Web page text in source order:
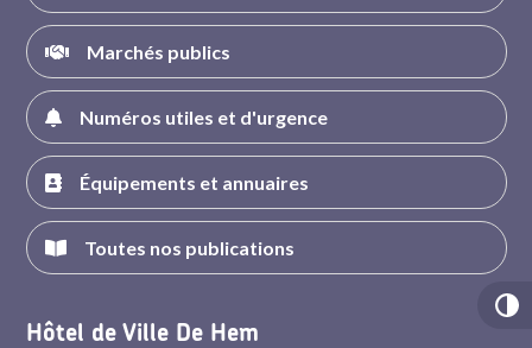
Marchés publics
Numéros utiles et d'urgence
Équipements et annuaires
Toutes nos publications
Hôtel de Ville De Hem